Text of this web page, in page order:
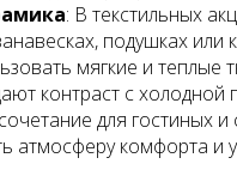
: В текстильных
подушках или
мягкие и теплые
контраст с холодной
для гостиных и
атмосферу комфорта и